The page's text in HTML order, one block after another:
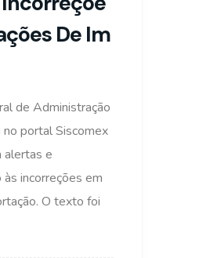
De Im
de Administração
portal Siscomex
alertas e
incorreções em
O texto foi